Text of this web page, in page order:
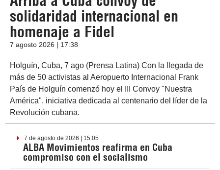
solidaridad internacional en
homenaje a Fidel
7 agosto 2026 | 17:38
Holguín, Cuba, 7 ago (Prensa Latina) Con la llegada de
más de 50 activistas al Aeropuerto Internacional Frank
País de Holguín comenzó hoy el III Convoy "Nuestra
América", iniciativa dedicada al centenario del líder de la
Revolución cubana.
7 de agosto de 2026 | 15:05
ALBA Movimientos reafirma en Cuba
compromiso con el socialismo